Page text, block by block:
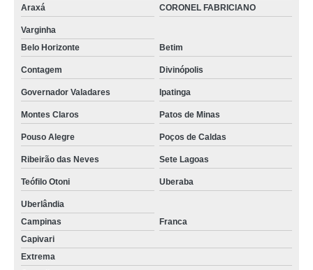
Araxá
CORONEL FABRICIANO
Varginha
Belo Horizonte
Betim
Contagem Divinópolis
Governador Valadares Ipatinga
Montes Claros Patos de Minas
Pouso Alegre Poços de Caldas
Ribeirão das Neves Sete Lagoas
Teófilo Otoni Uberaba
Uberlândia
Campinas
Franca
Capivari
Extrema